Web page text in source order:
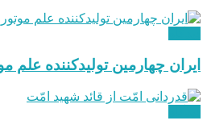
ایران چهارمین تولیدکننده علم